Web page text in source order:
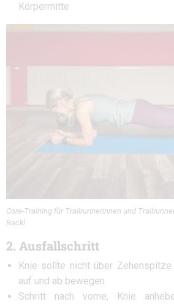
Körpermitte
Core-Training für Trailrunnerinnen und
Rackl
2. Ausfallschritt
Knie sollte nicht über
auf und ab bewegen
Schritt nach vorne, Knie